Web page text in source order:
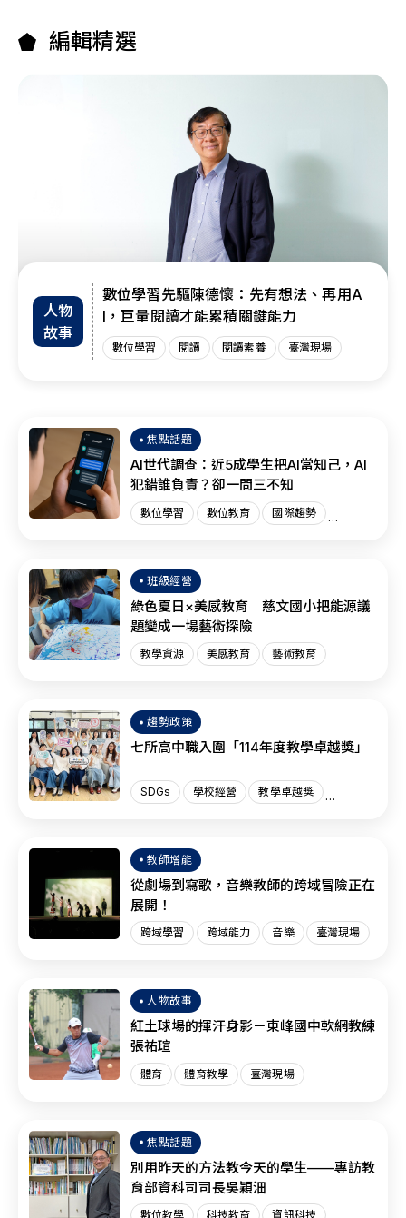
編輯精選
人物
故事
數位學習先驅陳德懷：先有想法、再用A
I，巨量閱讀才能累積關鍵能力
數位學習 閱讀 閱讀素養 臺灣現場
焦點話題
AI世代調查：近5成學生把AI當知己，AI
犯錯誰負責？卻一問三不知
數位學習 數位教育 國際趨勢
班級經營
綠色夏日×美感教育 慈文國小把能源議
題變成一場藝術探險
教學資源 美感教育 藝術教育
趨勢政策
七所高中職入圍「114年度教學卓越獎」
SDGs 學校經營 教學卓越獎
教師增能
從劇場到寫歌，音樂教師的跨域冒險正在
展開！
跨域學習 跨域能力 音樂 臺灣現場
人物故事
紅土球場的揮汗身影－東峰國中軟網教練
張祐瑄
體育 體育教學 臺灣現場
焦點話題
別用昨天的方法教今天的學生——專訪教
育部資科司司長吳穎沺
數位教學 科技教育 資訊科技